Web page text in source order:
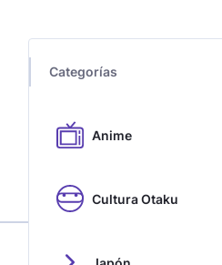
Categorías
Anime
Cultura Otaku